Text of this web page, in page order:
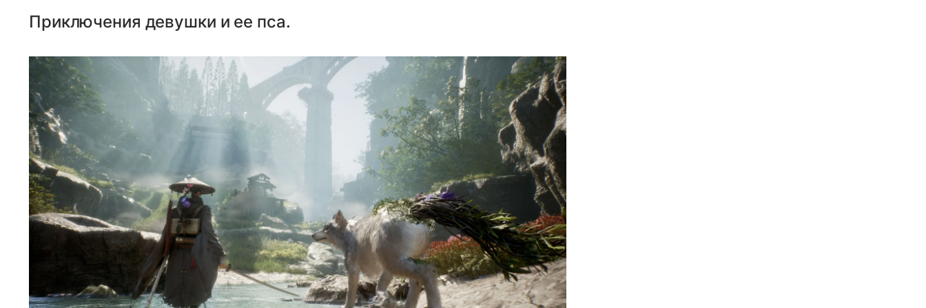
Приключения девушки и ее пса.